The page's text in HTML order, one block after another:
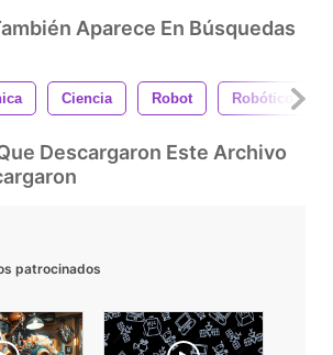
Aparece En Búsquedas
Ciencia Robot Robótico
Descargaron Este Archivo
patrocinados